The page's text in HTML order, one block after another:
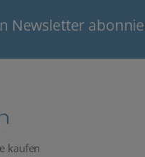
Newsletter
kaufen